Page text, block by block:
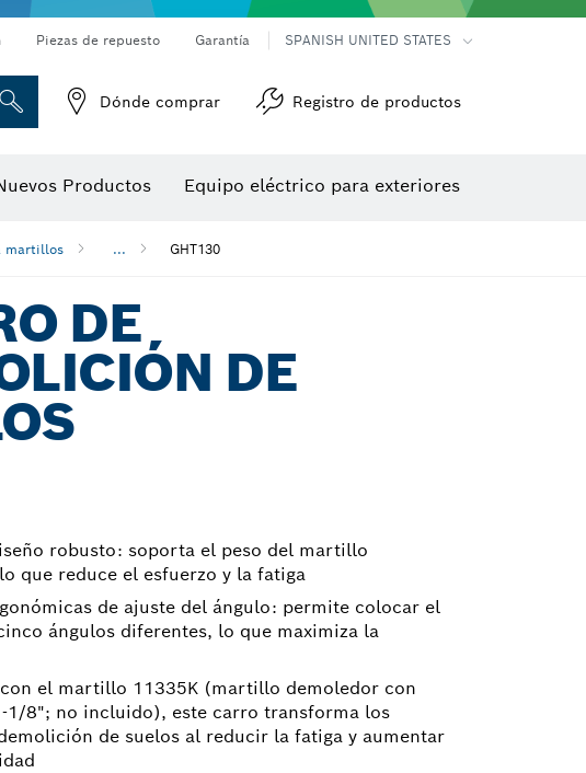
Piezas de repuesto Garantía SPANISH UNITED STATES
Dónde comprar Registro de productos
Productos Equipo eléctrico para exteriores
martillos ... GHT130
DE
DE
robusto: soporta el peso del martillo
que reduce el esfuerzo y la fatiga
de ajuste del ángulo: permite colocar el
ángulos diferentes, lo que maximiza la
el martillo 11335K (martillo demoledor con
1/8"; no incluido), este carro transforma los
de suelos al reducir la fatiga y aumentar